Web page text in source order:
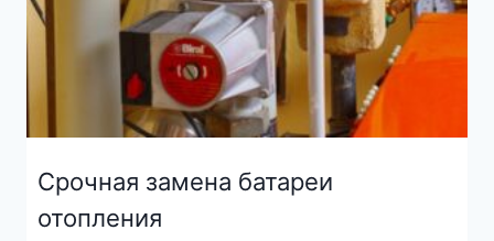
Срочная замена батареи
отопления